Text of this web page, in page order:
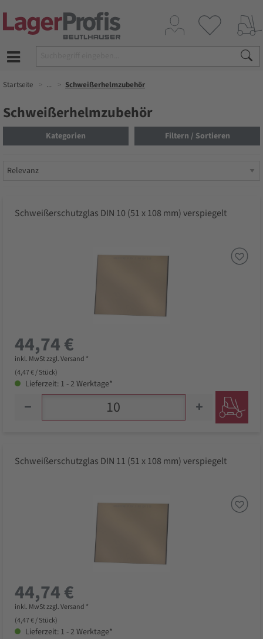
Startseite ... Schweißerhelmzubehör
Schweißerhelmzubehör
Kategorien Filtern / Sortieren
Schweißerschutzglas DIN 10 (51 x 108 mm) verspiegelt
44,74 €
inkl. MwSt zzgl. Versand *
(4,47 € / Stück)
Lieferzeit: 1 - 2 Werktage*
Schweißerschutzglas DIN 11 (51 x 108 mm) verspiegelt
44,74 €
inkl. MwSt zzgl. Versand *
(4,47 € / Stück)
Lieferzeit: 1 - 2 Werktage*